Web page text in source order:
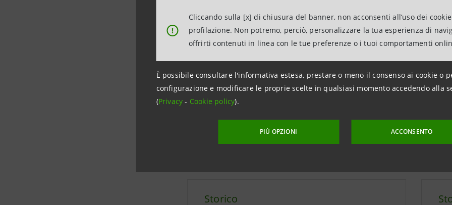
!
Cliccando sulla [x] di chiusura del banner, non acconsenti all’uso dei
profilazione. Non potremo, perciò, personalizzare la tua esperienza di
offrirti contenuti in linea con le tue preferenze o i tuoi comportamenti
È possibile consultare l'informativa estesa, prestare o meno il consenso ai cookie o
configurazione e modificare le proprie scelte in qualsiasi momento accedendo alla
(Privacy- Cookie policy).
PIÙ OPZIONI ACCONSENTO
ISIN IT0004099419
12/01/2007
Avviso di pubblicazione de Documento di Registrazione di
Note Informative ed alle Note di Sintesi dei Prospetti di
S.p.A
Data ultimo aggiornamento 16 dicembre 2010 alle ore 17:50:20
Storico